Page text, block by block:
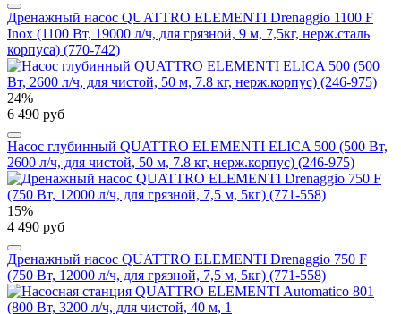
Дренажный насос QUATTRO ELEMENTI Drenaggio 1100 F
Inox (1100 Вт, 19000 л/ч, для грязной, 9 м, 7,5кг, нерж.сталь
корпуса) (770-742)
24%
6 490 руб
Насос глубинный QUATTRO ELEMENTI ELICA 500 (500 Вт,
2600 л/ч, для чистой, 50 м, 7.8 кг, нерж.корпус) (246-975)
15%
4 490 руб
Дренажный насос QUATTRO ELEMENTI Drenaggio 750 F
(750 Вт, 12000 л/ч, для грязной, 7,5 м, 5кг) (771-558)